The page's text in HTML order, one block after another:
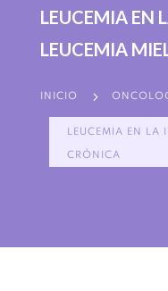
LEUCEMIA EN
LEUCEMIA
INICIO 5
LEUCEMIA EN LA
CRÓNICA